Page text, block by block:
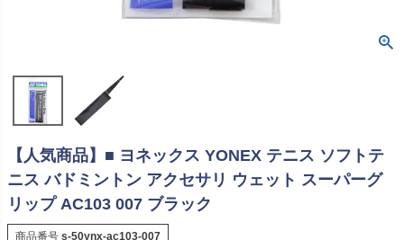
【人気商品】■ ヨネックス YONEX テニス ソフトテ
ニス バドミントン アクセサリ ウェット スーパーグ
リップ AC103 007 ブラック
商品番号 s-50ynx-ac103-007